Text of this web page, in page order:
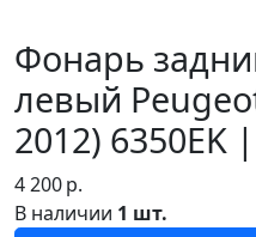
Фонарь
левый
2012) 6350EK
4 200р.
В наличии 1 шт.